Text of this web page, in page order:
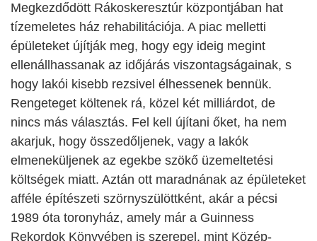
Megkezdődött Rákoskeresztúr központjában hat
tízemeletes ház rehabilitációja. A piac melletti
épületeket újítják meg, hogy egy ideig megint
ellenállhassanak az időjárás viszontagságainak, s
hogy lakói kisebb rezsivel élhessenek bennük.
Rengeteget költenek rá, közel két milliárdot, de
nincs más választás. Fel kell újítani őket, ha nem
akarjuk, hogy összedőljenek, vagy a lakók
elmeneküljenek az egekbe szökő üzemeltetési
költségek miatt. Aztán ott maradnának az épületeket
afféle építészeti szörnyszülöttként, akár a pécsi
1989 óta toronyház, amely már a Guinness
Rekordok Könyvében is szerepel, mint Közép-